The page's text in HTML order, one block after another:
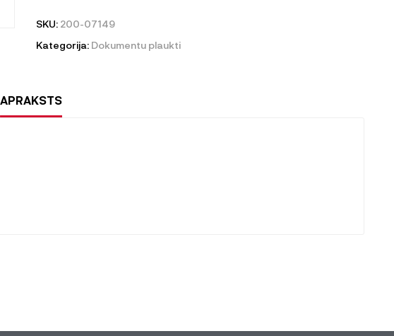
SKU: 200-07149
Kategorija: Dokumentu plaukti
APRAKSTS